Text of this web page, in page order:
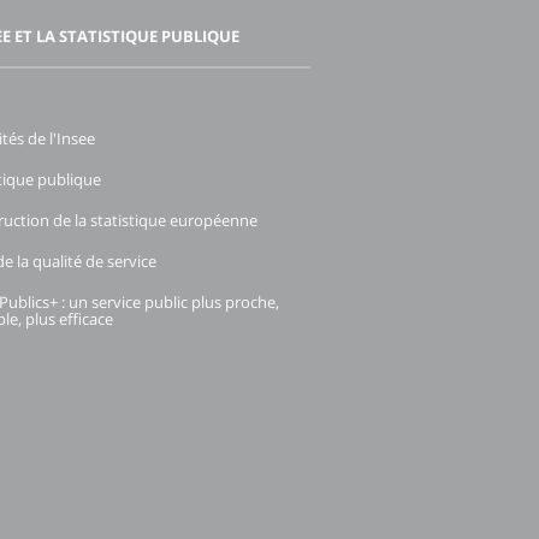
ET LA STATISTIQUE PUBLIQUE
de l'Insee
publique
de la statistique européenne
la qualité de service
: un service public plus proche,
plus efficace